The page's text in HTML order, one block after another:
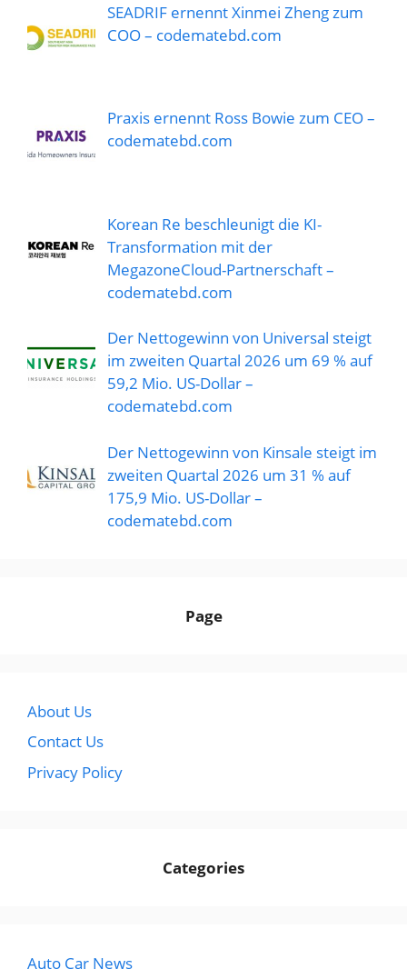
SEADRIF ernennt Xinmei Zheng zum
COO – codematebd.com
Praxis ernennt Ross Bowie zum CEO –
codematebd.com
Korean Re beschleunigt die KI-
Transformation mit der
MegazoneCloud-Partnerschaft –
codematebd.com
Der Nettogewinn von Universal steigt
im zweiten Quartal 2026 um 69 % auf
59,2 Mio. US-Dollar –
codematebd.com
Der Nettogewinn von Kinsale steigt im
zweiten Quartal 2026 um 31 % auf
175,9 Mio. US-Dollar –
codematebd.com
Page
About Us
Contact Us
Privacy Policy
Categories
Auto Car News